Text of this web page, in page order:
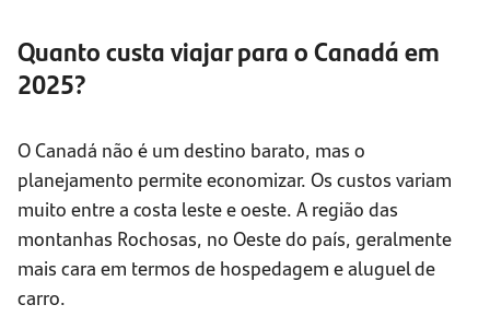
Quanto custa viajar para o Canadá em
2025?
O Canadá não é um destino barato, mas o
planejamento permite economizar. Os custos variam
muito entre a costa leste e oeste. A região das
montanhas Rochosas, no Oeste do país, geralmente
mais cara em termos de hospedagem e aluguel de
carro.